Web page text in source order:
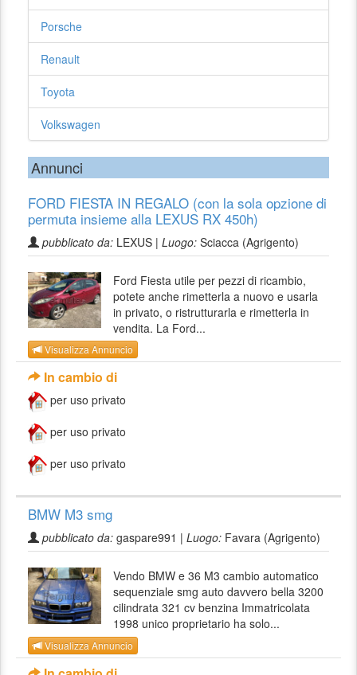
Porsche
Renault
Toyota
Volkswagen
Annunci
FORD FIESTA IN REGALO (con la sola opzione di
permuta insieme alla LEXUS RX 450h)
pubblicato da: LEXUS | Luogo: Sciacca (Agrigento)
Ford Fiesta utile per pezzi di ricambio,
potete anche rimetterla a nuovo e usarla
in privato, o ristrutturarla e rimetterla in
vendita. La Ford...
Visualizza Annuncio
In cambio di
per uso privato
per uso privato
per uso privato
BMW M3 smg
pubblicato da: gaspare991 | Luogo: Favara (Agrigento)
Vendo BMW e 36 M3 cambio automatico
sequenziale smg auto davvero bella 3200
cilindrata 321 cv benzina Immatricolata
1998 unico proprietario ha solo...
Visualizza Annuncio